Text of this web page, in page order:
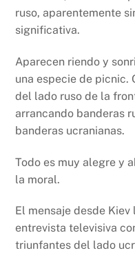
ruso, aparentemente
significativa.
Aparecen riendo y
una especie de picnic.
del lado ruso de la
arrancando banderas
banderas ucranianas.
Todo es muy alegre y
la moral.
El mensaje desde
entrevista televisiva
triunfantes del lado